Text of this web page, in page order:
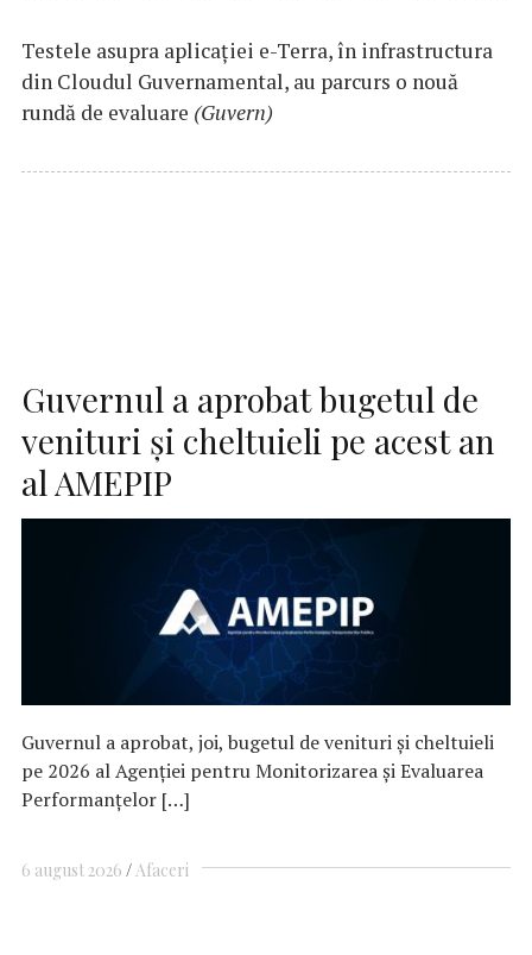
Testele asupra aplicaţiei e-Terra, în infrastructura
din Cloudul Guvernamental, au parcurs o nouă
rundă de evaluare (Guvern)
Guvernul a aprobat bugetul de
venituri şi cheltuieli pe acest an
al AMEPIP
Guvernul a aprobat, joi, bugetul de venituri şi cheltuieli
pe 2026 al Agenţiei pentru Monitorizarea şi Evaluarea
Performanţelor […]
6 august 2026 Afaceri